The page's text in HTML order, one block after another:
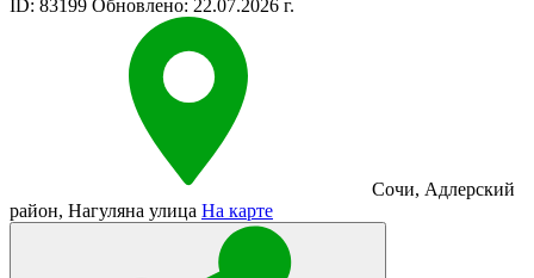
ID: 83199 Обновлено: 22.07.2026 г.
Сочи, Адлерский
район, Нагуляна улица На карте